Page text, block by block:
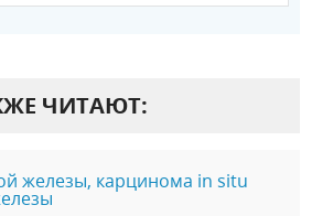
ЧИТАЮТ:
железы, карцинома in situ